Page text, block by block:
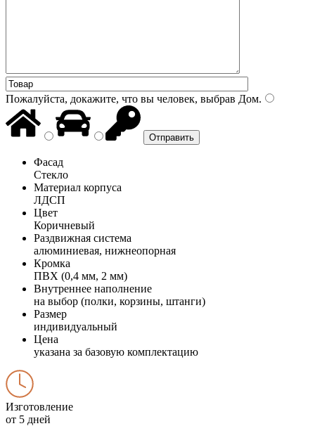
Пожалуйста, докажите, что вы человек, выбрав Дом.
Фасад
Стекло
Материал корпуса
ЛДСП
Цвет
Коричневый
Раздвижная система
алюминиевая, нижнеопорная
Кромка
ПВХ (0,4 мм, 2 мм)
Внутреннее наполнение
на выбор (полки, корзины, штанги)
Размер
индивидуальный
Цена
указана за базовую комплектацию
Изготовление
от 5 дней